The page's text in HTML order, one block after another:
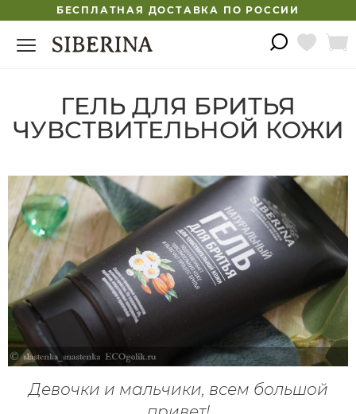
БЕСПЛАТНАЯ ДОСТАВКА ПО РОССИИ
ГЕЛЬ ДЛЯ БРИТЬЯ
ЧУВСТВИТЕЛЬНОЙ КОЖИ
Девочки и мальчики, всем большой